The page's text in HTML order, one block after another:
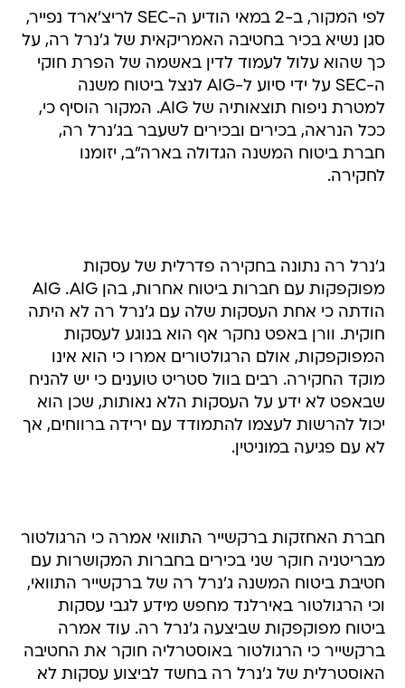
לפי המקור, ב-2 במאי הודיע ה-SEC לריצ'ארד נפייר,
סגן נשיא בכיר בחטיבה האמריקאית של ג'נרל רה, על
כך שהוא עלול לעמוד לדין באשמה של הפרת חוקי
ה-SEC על ידי סיוע ל-AIG לנצל ביטוח משנה
למטרת ניפוח תוצאותיה של AIG. המקור הוסיף כי,
ככל הנראה, בכירים ובכירים לשעבר בג'נרל רה,
חברת ביטוח המשנה הגדולה בארה"ב, יזומנו
לחקירה.
ג'נרל רה נתונה בחקירה פדרלית של עסקות
מפוקפקות עם חברות ביטוח אחרות, בהן AIG .AIG
הודתה כי אחת העסקות שלה עם ג'נרל רה לא היתה
חוקית. וורן באפט נחקר אף הוא בנוגע לעסקות
המפוקפקות, אולם הרגולטורים אמרו כי הוא אינו
מוקד החקירה. רבים בוול סטריט טוענים כי יש להניח
שבאפט לא ידע על העסקות הלא נאותות, שכן הוא
יכול להרשות לעצמו להתמודד עם ירידה ברווחים, אך
לא עם פגיעה במוניטין.
חברת האחזקות ברקשייר התוואי אמרה כי הרגולטור
מבריטניה חוקר שני בכירים בחברות המקושרות עם
חטיבת ביטוח המשנה ג'נרל רה של ברקשייר התוואי,
וכי הרגולטור באירלנד מחפש מידע לגבי עסקות
ביטוח מפוקפקות שביצעה ג'נרל רה. עוד אמרה
ברקשייר כי הרגולטור באוסטרליה חוקר את החטיבה
האוסטרלית של ג'נרל רה בחשד לביצוע עסקות לא